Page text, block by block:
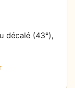
décalé (43°),